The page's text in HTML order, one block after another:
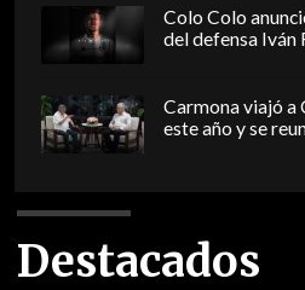
Colo Colo
del defensa Iván
Carmona viajó a
este año y se
Destacados